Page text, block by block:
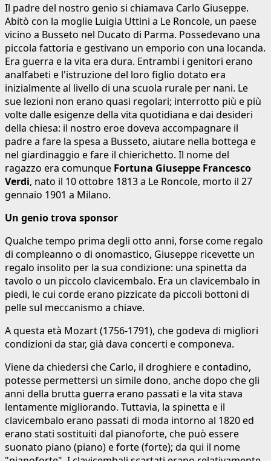
Il padre del nostro genio si chiamava Carlo Giuseppe.
Abitò con la moglie Luigia Uttini a Le Roncole, un paese
vicino a Busseto nel Ducato di Parma. Possedevano una
piccola fattoria e gestivano un emporio con una locanda.
Era guerra e la vita era dura. Entrambi i genitori erano
analfabeti e l'istruzione del loro figlio dotato era
inizialmente al livello di una scuola rurale per nani. Le
sue lezioni non erano quasi regolari; interrotto più e più
volte dalle esigenze della vita quotidiana e dai desideri
della chiesa: il nostro eroe doveva accompagnare il
padre a fare la spesa a Busseto, aiutare nella bottega e
nel giardinaggio e fare il chierichetto. Il nome del
ragazzo era comunque Fortuna Giuseppe Francesco
Verdi, nato il 10 ottobre 1813 a Le Roncole, morto il 27
gennaio 1901 a Milano.
Un genio trova sponsor
Qualche tempo prima degli otto anni, forse come regalo
di compleanno o di onomastico, Giuseppe ricevette un
regalo insolito per la sua condizione: una spinetta da
tavolo o un piccolo clavicembalo. Era un clavicembalo in
piedi, le cui corde erano pizzicate da piccoli bottoni di
pelle sul meccanismo a chiave.
A questa età Mozart (1756-1791), che godeva di migliori
condizioni da star, già dava concerti e componeva.
Viene da chiedersi che Carlo, il droghiere e contadino,
potesse permettersi un simile dono, anche dopo che gli
anni della brutta guerra erano passati e la vita stava
lentamente migliorando. Tuttavia, la spinetta e il
clavicembalo erano passati di moda intorno al 1820 ed
erano stati sostituiti dal pianoforte, che può essere
suonato piano (piano) e forte (forte); da qui il nome